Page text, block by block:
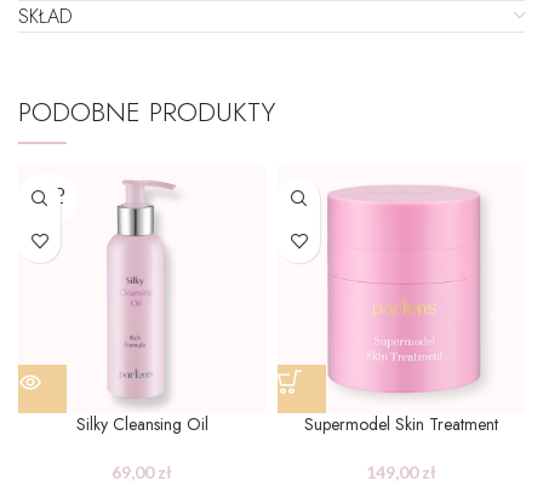
SKŁAD
PODOBNE PRODUKTY
SOLD
OUT
Silky Cleansing Oil
69,00zł
Supermodel Skin Treatment
149,00zł